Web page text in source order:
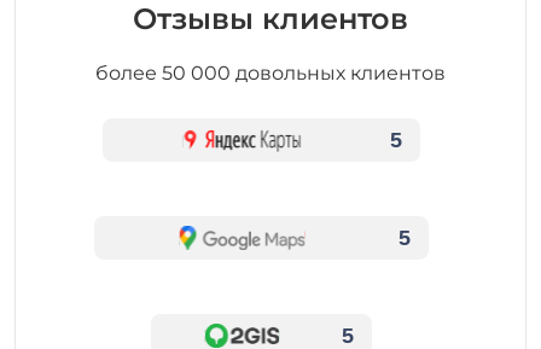
Отзывы клиентов
более 50 000 довольных клиентов
5
5
5